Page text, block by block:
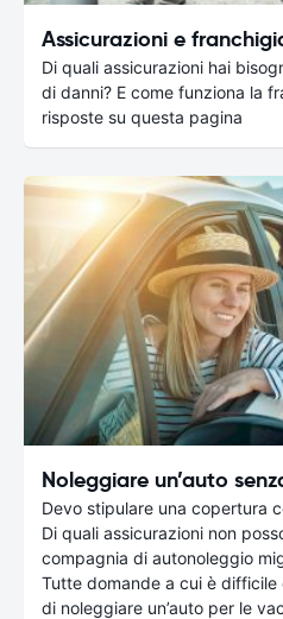
Assicurazioni e
Di quali assicurazioni hai
di danni? E come funziona la
risposte su questa pagina
Noleggiare un’auto
Devo stipulare una copertura
Di quali assicurazioni non
compagnia di autonoleggio
Tutte domande a cui è
di noleggiare un’auto per le